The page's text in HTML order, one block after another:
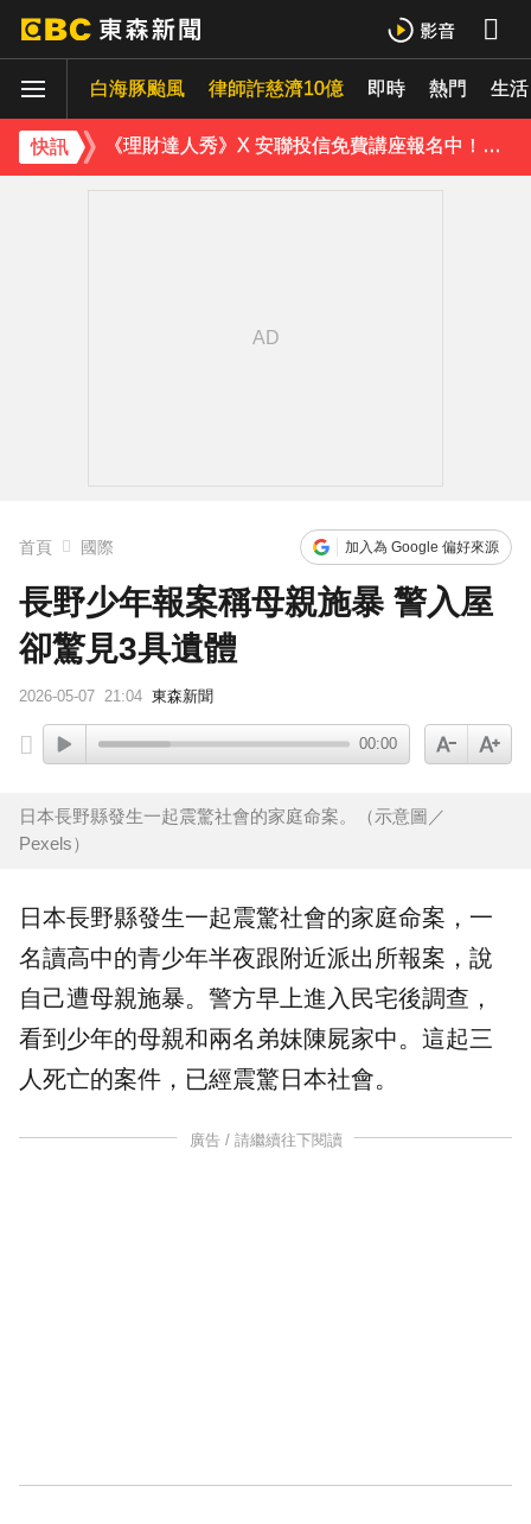
白海豚颱風 律師詐慈濟10億 即時 熱門 生活
快訊
獨家／美式賣場紅殼蛋「限購1盒」 客怨：飢餓行銷嗎？
《理財達人秀》X 安聯投信免費講座報名中！搶先卡位 2027
首頁 國際 加入為 Google 偏好來源
長野少年報案稱母親施暴 警入屋
卻驚見3具遺體
2026-05-07 21:04 東森新聞
00:00
日本長野縣發生一起震驚社會的家庭命案。（示意圖／
Pexels）
日本長野縣發生一起震驚社會的家庭命案 ，一
名讀高中的青少年半夜跟附近派出所報案，說
自己遭母親施暴。警方早上進入民宅後調查，
看到少年的母親和兩名弟妹陳屍家中。這起三
人死亡的案件，已經震驚日本社會。
廣告 / 請繼續往下閱讀